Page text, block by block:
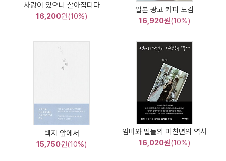
사랑이 있으니 살아집디다
16,200원(10%)
일본 광고 카피 도감
16,920원(10%)
백지 앞에서
15,750원(10%)
엄마와 딸들의 미친년의 역사
16,020원(10%)